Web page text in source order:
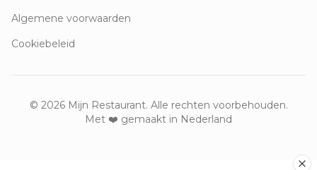
Algemene voorwaarden
Cookiebeleid
© 2026Mijn Restaurant. Alle rechten voorbehouden.
Met ❤️ gemaakt in Nederland